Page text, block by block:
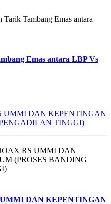
Emas antara LBP Vs
DAN KEPENTINGAN